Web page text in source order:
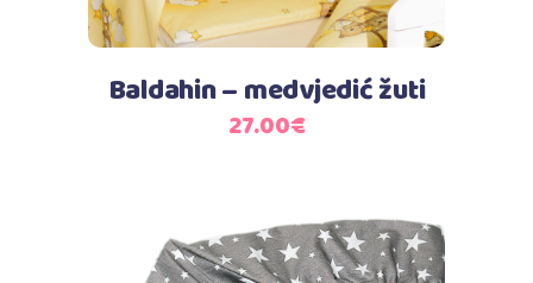
Baldahin – medvjedić žuti
27.00€